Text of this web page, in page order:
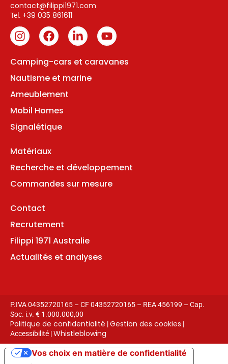
contact@filippi1971.com
Tel. +39 035 861611
Camping-cars et caravanes
Nautisme et marine
Ameublement
Mobil Homes
Signalétique
Matériaux
Recherche et développement
Commandes sur mesure
Contact
Recrutement
Filippi 1971 Australie
Actualités et analyses
P.IVA 04352720165 – CF 04352720165 – REA 456199 – Cap.
Soc. i.v. € 1.000.000,00
Politique de confidentialité |Gestion des cookies |
Accessibilité |Whistleblowing
Vos choix en matière de confidentialité